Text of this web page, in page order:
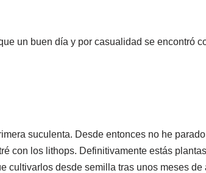
un buen día y por casualidad se
suculenta. Desde entonces no he
con los lithops. Definitivamente estás
cultivarlos desde semilla tras unos meses de